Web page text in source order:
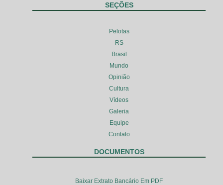
SEÇÕES
Pelotas
RS
Brasil
Mundo
Opinião
Cultura
Vídeos
Galeria
Equipe
Contato
DOCUMENTOS
Baixar Extrato Bancário Em PDF